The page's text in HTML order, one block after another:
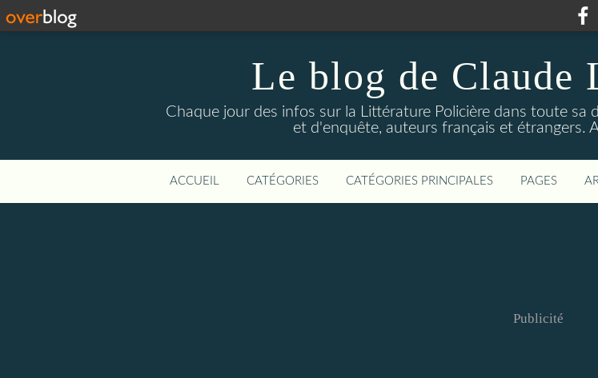
Le blog de Claude
Chaque jour des infos sur la Littérature Policière dans toute sa
et d'enquête, auteurs français et étrangers.
ACCUEIL CATÉGORIES CATÉGORIES PRINCIPALES PAGES
Publicité